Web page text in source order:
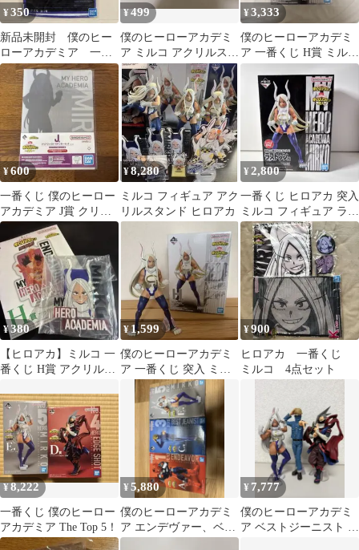
¥350
新品未開封 僕のヒー
ローアカデミア 一番
くじ ミルコ タオル
¥499
僕のヒーローアカデミ
ア ミルコ アクリルスタ
ンド
¥3,333
僕のヒーローアカデミ
ア 一番くじ H賞 ミルコ
フィギュア
¥600
一番くじ 僕のヒーロー
アカデミア J賞 クリア
ファイル＆ステッカー
ミルコ
¥8,280
ミルコ フィギュア アク
リルスタンド ヒロアカ
¥2,800
一番くじ ヒロアカ 突入
ミルコ フィギュア ラス
トワン賞 未開封
¥380
【ヒロアカ】ミルコ 一
番くじ H賞 アクリルス
¥1,599
僕のヒーローアカデミ
ア 一番くじ 突入 ミル
コ フィギュア ヒロアカ
¥900
ヒロアカ 一番くじ
ミルコ 4点セット
¥8,222
一番くじ 僕のヒーロー
アカデミア The Top 5！
¥5,880
僕のヒーローアカデミ
ア エンデヴァー、ベス
トジーニスト、ミル
¥ 7,777
僕のヒーローアカデミ
ア ベストジーニスト フ